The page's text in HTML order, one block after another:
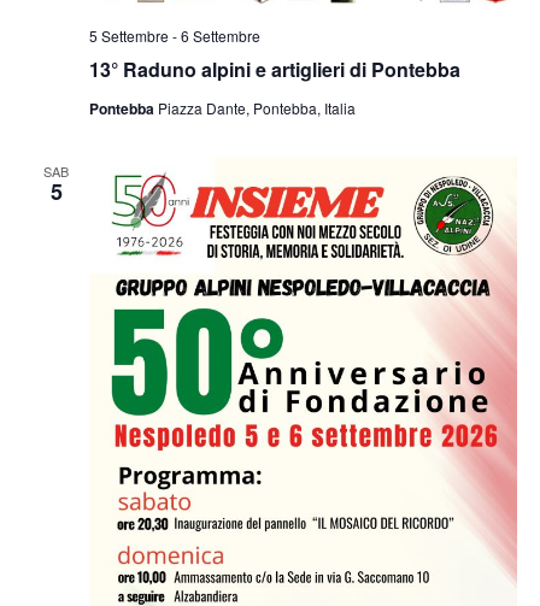
13° Raduno alpini e artiglieri di Pontebba
5 Settembre -6 Settembre
Pontebba Piazza Dante, Pontebba, Italia
SAB
5